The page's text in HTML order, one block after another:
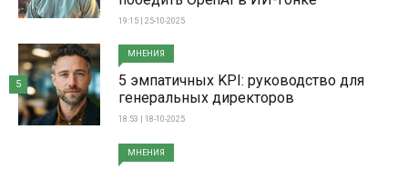
19:15 | 25-10-2025
МНЕНИЯ
5 эмпатичных KPI: руководство для
генеральных директоров
18:53 | 18-10-2025
5
МНЕНИЯ